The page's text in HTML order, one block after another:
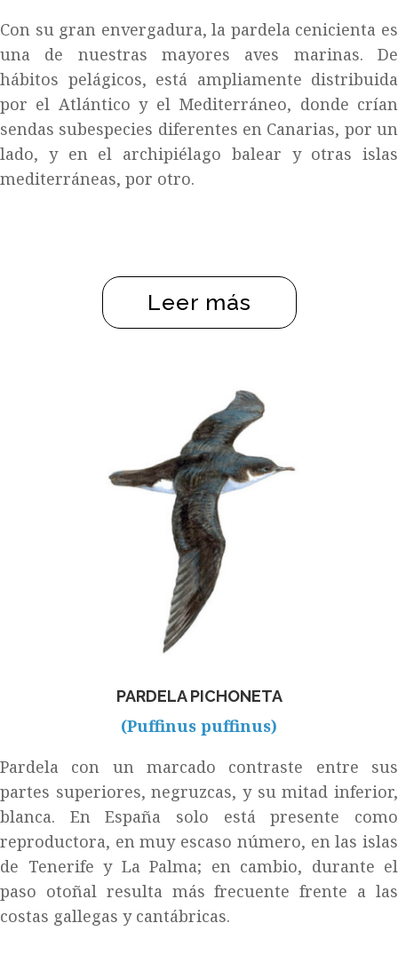
Con su gran envergadura, la pardela cenicienta es
una de nuestras mayores aves marinas. De
hábitos pelágicos, está ampliamente distribuida
por el Atlántico y el Mediterráneo, donde crían
sendas subespecies diferentes en Canarias, por un
lado, y en el archipiélago balear y otras islas
mediterráneas, por otro.
Leer más
PARDELA PICHONETA
(Puffinus puffinus)
Pardela con un marcado contraste entre sus
partes superiores, negruzcas, y su mitad inferior,
blanca. En España solo está presente como
reproductora, en muy escaso número, en las islas
de Tenerife y La Palma; en cambio, durante el
paso otoñal resulta más frecuente frente a las
costas gallegas y cantábricas.